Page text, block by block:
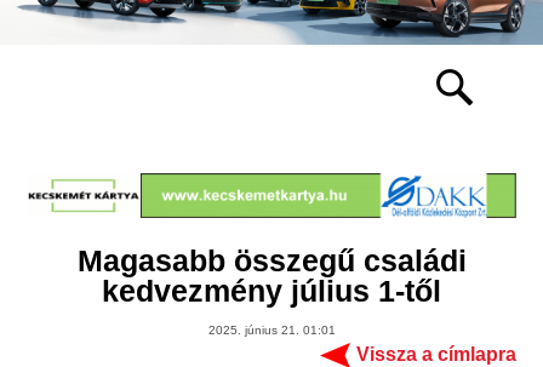
Magasabb összegű családi
kedvezmény július 1-től
2025. június 21. 01:01
Vissza a címlapra